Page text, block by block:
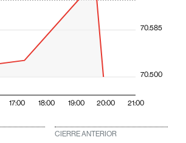
17:00 18:00 19:00 20:00 21:00
70.500
70.585
CIERRE ANTERIOR